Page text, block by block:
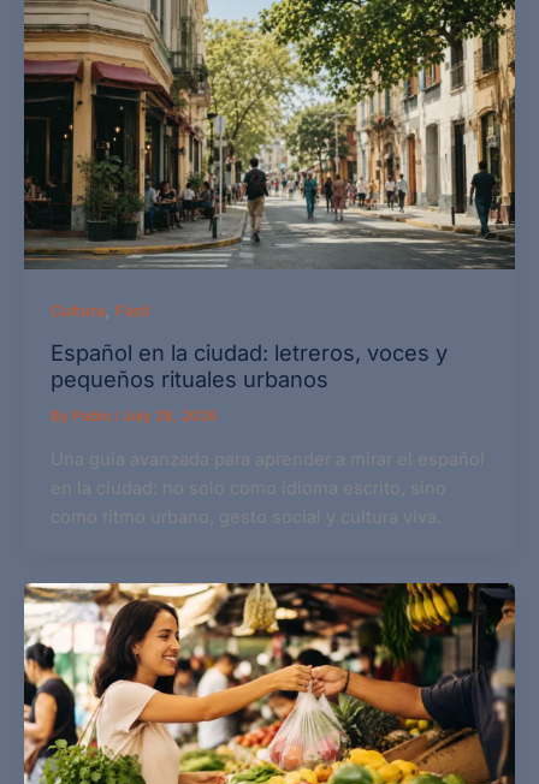
Cultura, Fácil
Español en la ciudad: letreros, voces y
pequeños rituales urbanos
By Pablo / July 28, 2026
Una guía avanzada para aprender a mirar el español
en la ciudad: no solo como idioma escrito, sino
como ritmo urbano, gesto social y cultura viva.